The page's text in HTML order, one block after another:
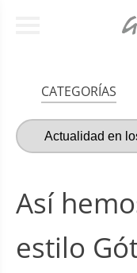
CATEGORÍAS
Así
estilo